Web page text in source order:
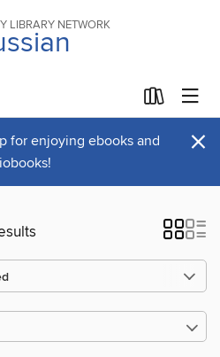
LIBRARY NETWORK
for enjoying ebooks and
×